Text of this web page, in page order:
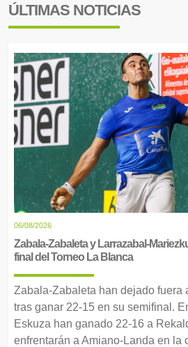
ÚLTIMAS NOTICIAS
06/08/2026
Zabala-Zabaleta y Larrazabal-
final del Torneo La Blanca
Zabala-Zabaleta han dejado fuera
tras ganar 22-15 en su semifinal.
Eskuza han ganado 22-16 a
enfrentarán a Amiano-Landa en la